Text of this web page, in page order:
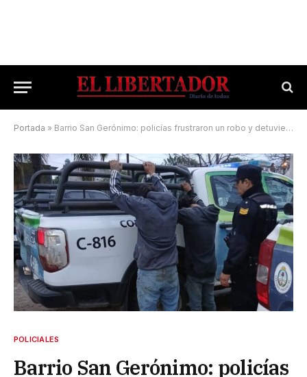
Portada » Barrio San Gerónimo: policías frustraron un robo y detuvieron a los delincuentes
POLICIALES
Barrio San Gerónimo: policías